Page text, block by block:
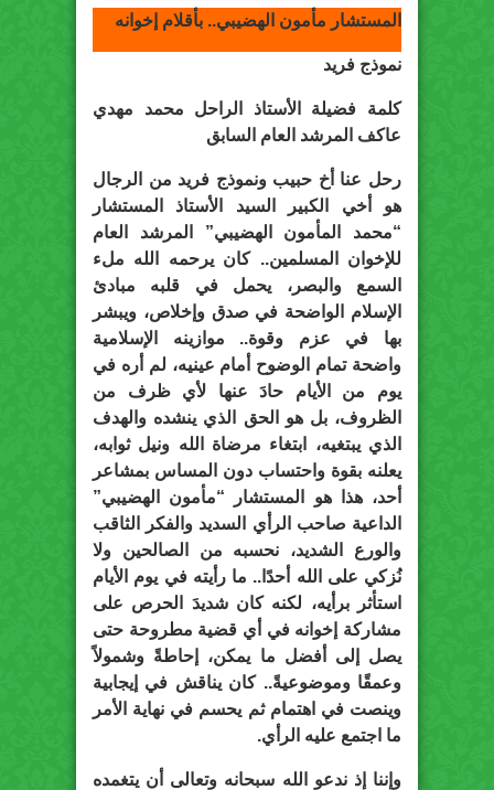
المستشار مأمون الهضيبي.. بأقلام إخوانه
نموذج فريد
كلمة فضيلة الأستاذ الراحل محمد مهدي
عاكف المرشد العام السابق
رحل عنا أخ حبيب ونموذج فريد من الرجال
هو أخي الكبير السيد الأستاذ المستشار
“محمد المأمون الهضيبي” المرشد العام
للإخوان المسلمين.. كان يرحمه الله ملء
السمع والبصر، يحمل في قلبه مبادئ
الإسلام الواضحة في صدق وإخلاص، ويبشر
بها في عزم وقوة.. موازينه الإسلامية
واضحة تمام الوضوح أمام عينيه، لم أره في
يوم من الأيام حادَ عنها لأي ظرف من
الظروف، بل هو الحق الذي ينشده والهدف
الذي يبتغيه، ابتغاء مرضاة الله ونيل ثوابه،
يعلنه بقوة واحتساب دون المساس بمشاعر
أحد، هذا هو المستشار “مأمون الهضيبي”
الداعية صاحب الرأي السديد والفكر الثاقب
والورع الشديد، نحسبه من الصالحين ولا
نُزكي على الله أحدًا.. ما رأيته في يوم الأيام
استأثر برأيه، لكنه كان شديدَ الحرص على
مشاركة إخوانه في أي قضية مطروحة حتى
يصل إلى أفضل ما يمكن، إحاطةً وشمولاً
وعمقًا وموضوعيةً.. كان يناقش في إيجابية
وينصت في اهتمام ثم يحسم في نهاية الأمر
ما اجتمع عليه الرأي.
وإننا إذ ندعو الله سبحانه وتعالى أن يتغمده